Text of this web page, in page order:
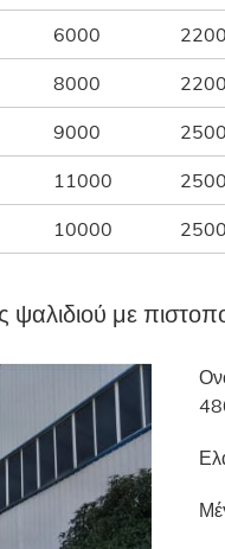
6000
8000
9000
11000
10000
με